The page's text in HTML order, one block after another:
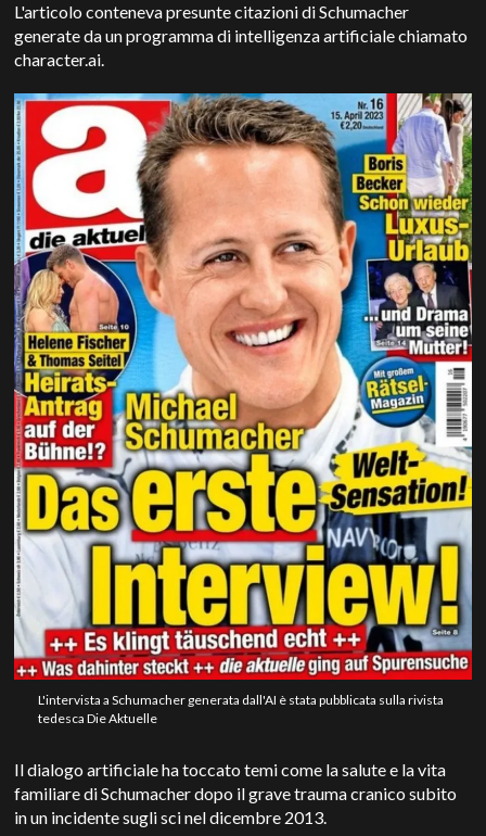
L'articolo conteneva presunte citazioni di Schumacher
generate da un programma di intelligenza artificiale chiamato
character.ai.
L'intervista a Schumacher generata dall'AI è stata pubblicata sulla rivista
tedesca Die Aktuelle
Il dialogo artificiale ha toccato temi come la salute e la vita
familiare di Schumacher dopo il grave trauma cranico subito
in un incidente sugli sci nel dicembre 2013.